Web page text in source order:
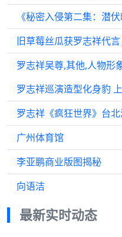
《秘密入侵第二集：潜
旧草莓丝瓜获罗志祥代言
罗志祥吴尊,其他,人物形
罗志祥巡演造型化身豹
罗志祥《疯狂世界》台
广州体育馆
李亚鹏商业版图揭秘
向语洁
最新实时动态